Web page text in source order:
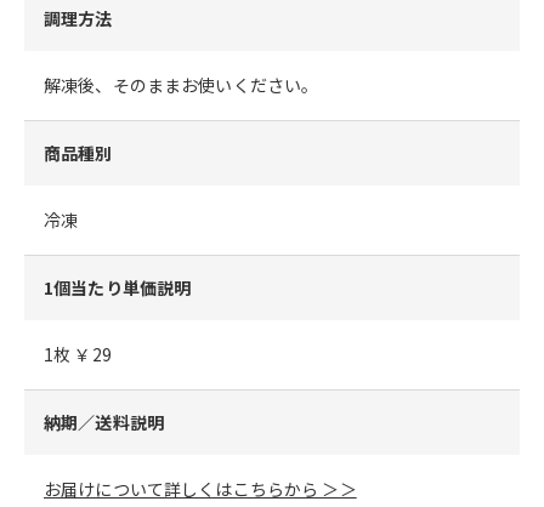
調理方法
解凍後、そのままお使いください。
商品種別
冷凍
1個当たり単価説明
1枚 ￥29
納期／送料説明
お届けについて詳しくはこちらから ＞＞